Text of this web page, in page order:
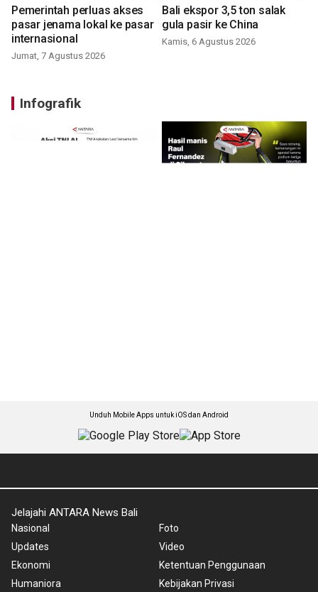
Pemerintah perluas akses
pasar jenama lokal ke pasar
internasional
Jumat, 7 Agustus 2026
Bali ekspor 3,5 ton salak
gula pasir ke China
Kamis, 6 Agustus 2026
Infografik
Unduh Mobile Apps untuk iOS dan Android
Jelajahi ANTARA News Bali
Nasional
Updates
Ekonomi
Humaniora
Foto
Video
Ketentuan Penggunaan
Kebijakan Privasi